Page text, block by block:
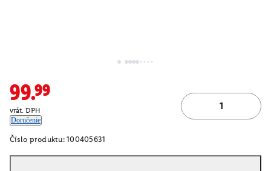
99.99
vrát. DPH
Doručenie
Číslo produktu: 100405631